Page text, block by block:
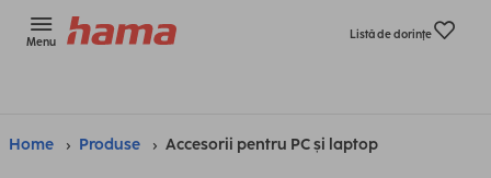
Menu
Listă de dorinţe
Home Produse Accesorii pentru PC și laptop